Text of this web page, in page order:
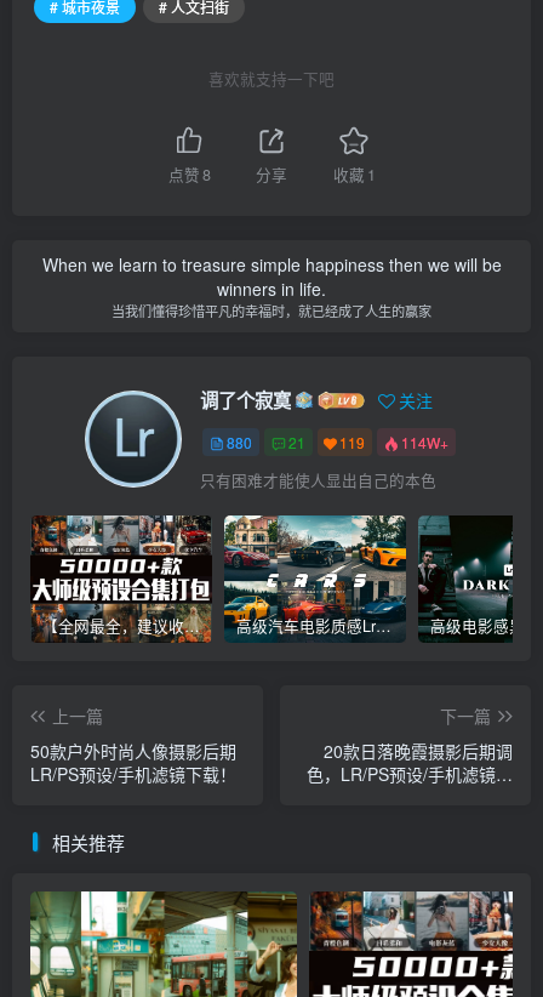
# 城市夜景
# 人文扫街
喜欢就支持一下吧
点赞8 分享 收藏 1
When we learn to treasure simple happiness then we will be
winners in life.
当我们懂得珍惜平凡的幸福时，就已经成了人生的赢家
调了个寂寞 关注
880 21 119 114W+
只有困难才能使人显出自己的本色
【全网最全，建议收藏】5万多款Lr顶级调色预设合集，精心整理，分类清晰，摄影师调色师必备素材，够用一辈子！ 高级汽车电影质感Lr调色教程，手机滤镜PS+Lightroom预设下载！
上一篇
50款户外时尚人像摄影后期
LR/PS预设/手机滤镜下载！
下一篇
20款日落晚霞摄影后期调
色，LR/PS预设/手机滤镜下
相关推荐